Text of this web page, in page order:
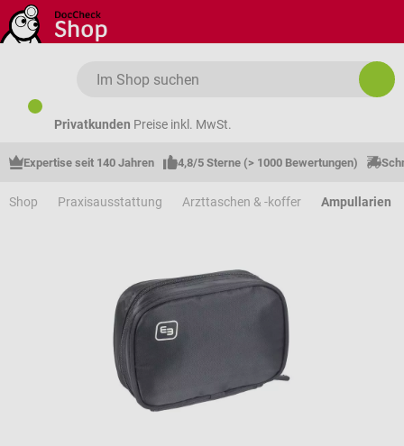
Zum Hauptinhalt springen
Privatkunden Preise inkl. MwSt.
Expertise seit 140 Jahren 4,8/5 Sterne (> 1000 Bewertungen)
Shop Praxisausstattung Arzttaschen & -koffer Ampullarien